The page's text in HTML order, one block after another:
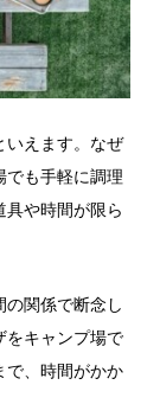
いえます。なぜ
でも手軽に調理
や時間が限ら
関係で断念し
をキャンプ場で
で、時間がかか